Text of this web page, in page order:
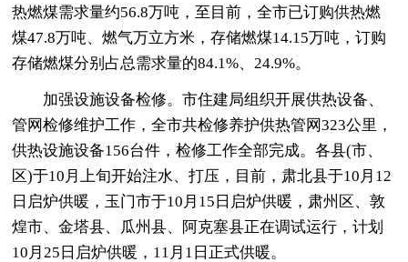
热燃煤需求量约56.8万吨，至目前，全市已订购供热燃
煤47.8万吨、燃气万立方米，存储燃煤14.15万吨，订购
存储燃煤分别占总需求量的84.1%、24.9%。
加强设施设备检修。市住建局组织开展供热设备、
管网检修维护工作，全市共检修养护供热管网323公里，
供热设施设备156台件，检修工作全部完成。各县(市、
区)于10月上旬开始注水、打压，目前，肃北县于10月12
日启炉供暖，玉门市于10月15日启炉供暖，肃州区、敦
煌市、金塔县、瓜州县、阿克塞县正在调试运行，计划
10月25日启炉供暖，11月1日正式供暖。